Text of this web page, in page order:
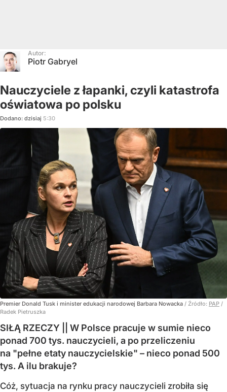
Autor:
Piotr Gabryel
Nauczyciele z łapanki, czyli katastrofa
oświatowa po polsku
Dodano: dzisiaj 5:30
Premier Donald Tusk i minister edukacji narodowej Barbara Nowacka / Źródło: PAP /
Radek Pietruszka
SIŁĄ RZECZY || W Polsce pracuje w sumie nieco
ponad 700 tys. nauczycieli, a po przeliczeniu
na "pełne etaty nauczycielskie" – nieco ponad 500
tys. A ilu brakuje?
Cóż, sytuacja na rynku pracy nauczycieli zrobiła się